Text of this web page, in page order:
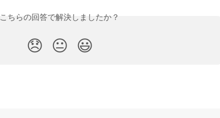
こちらの回答で解決しましたか？
😞 😐 😃